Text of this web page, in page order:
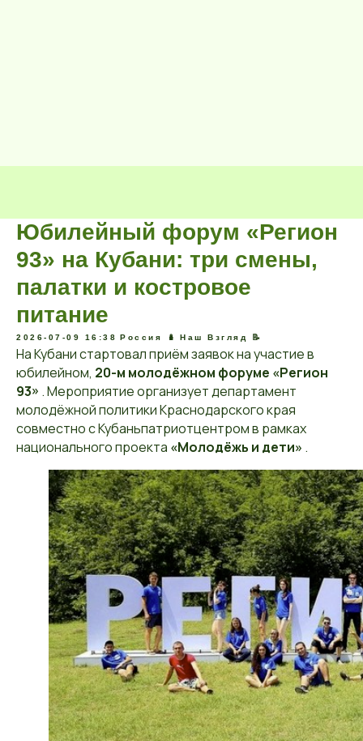
Юбилейный форум «Регион
93» на Кубани: три смены,
палатки и костровое
питание
2026-07-09 16:38 Россия 🪆 Наш Взгляд 📝
На Кубани стартовал приём заявок на участие в
юбилейном, 20-м молодёжном форуме «Регион
93» . Мероприятие организует департамент
молодёжной политики Краснодарского края
совместно с Кубаньпатриотцентром в рамках
национального проекта «Молодёжь и дети» .